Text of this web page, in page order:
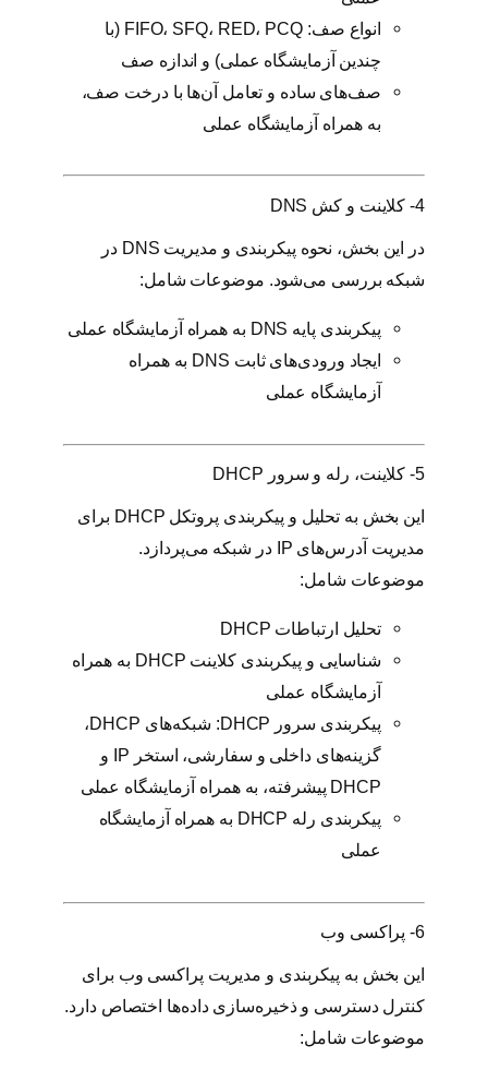
انواع صف: FIFO، SFQ، RED، PCQ (با
چندین آزمایشگاه عملی) و اندازه صف
صف‌های ساده و تعامل آن‌ها با درخت صف،
به همراه آزمایشگاه عملی
4- کلاینت و کش DNS
در این بخش، نحوه پیکربندی و مدیریت DNS در
شبکه بررسی می‌شود. موضوعات شامل:
پیکربندی پایه DNS به همراه آزمایشگاه عملی
ایجاد ورودی‌های ثابت DNS به همراه
آزمایشگاه عملی
5- کلاینت، رله و سرور DHCP
این بخش به تحلیل و پیکربندی پروتکل DHCP برای
مدیریت آدرس‌های IP در شبکه می‌پردازد.
موضوعات شامل:
تحلیل ارتباطات DHCP
شناسایی و پیکربندی کلاینت DHCP به همراه
آزمایشگاه عملی
پیکربندی سرور DHCP: شبکه‌های DHCP،
گزینه‌های داخلی و سفارشی، استخر IP و
DHCP پیشرفته، به همراه آزمایشگاه عملی
پیکربندی رله DHCP به همراه آزمایشگاه
عملی
6- پراکسی وب
این بخش به پیکربندی و مدیریت پراکسی وب برای
کنترل دسترسی و ذخیره‌سازی داده‌ها اختصاص دارد.
موضوعات شامل: